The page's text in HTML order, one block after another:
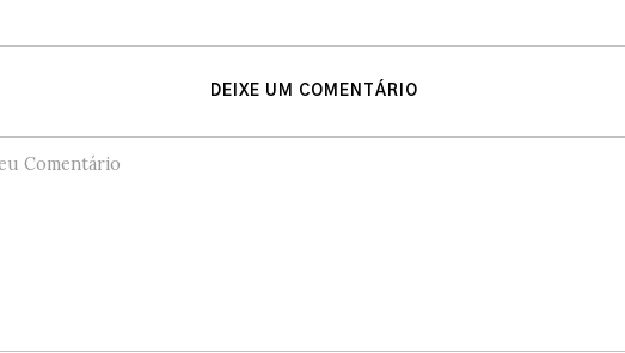
DEIXE UM COMENTÁRIO